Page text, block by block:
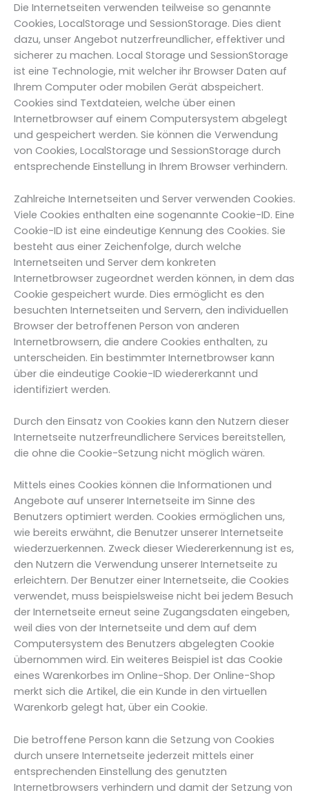
Die Internetseiten verwenden teilweise so genannte
Cookies, LocalStorage und SessionStorage. Dies dient
dazu, unser Angebot nutzerfreundlicher, effektiver und
sicherer zu machen. Local Storage und SessionStorage
ist eine Technologie, mit welcher ihr Browser Daten auf
Ihrem Computer oder mobilen Gerät abspeichert.
Cookies sind Textdateien, welche über einen
Internetbrowser auf einem Computersystem abgelegt
und gespeichert werden. Sie können die Verwendung
von Cookies, LocalStorage und SessionStorage durch
entsprechende Einstellung in Ihrem Browser verhindern.
Zahlreiche Internetseiten und Server verwenden Cookies.
Viele Cookies enthalten eine sogenannte Cookie-ID. Eine
Cookie-ID ist eine eindeutige Kennung des Cookies. Sie
besteht aus einer Zeichenfolge, durch welche
Internetseiten und Server dem konkreten
Internetbrowser zugeordnet werden können, in dem das
Cookie gespeichert wurde. Dies ermöglicht es den
besuchten Internetseiten und Servern, den individuellen
Browser der betroffenen Person von anderen
Internetbrowsern, die andere Cookies enthalten, zu
unterscheiden. Ein bestimmter Internetbrowser kann
über die eindeutige Cookie-ID wiedererkannt und
identifiziert werden.
Durch den Einsatz von Cookies kann den Nutzern dieser
Internetseite nutzerfreundlichere Services bereitstellen,
die ohne die Cookie-Setzung nicht möglich wären.
Mittels eines Cookies können die Informationen und
Angebote auf unserer Internetseite im Sinne des
Benutzers optimiert werden. Cookies ermöglichen uns,
wie bereits erwähnt, die Benutzer unserer Internetseite
wiederzuerkennen. Zweck dieser Wiedererkennung ist es,
den Nutzern die Verwendung unserer Internetseite zu
erleichtern. Der Benutzer einer Internetseite, die Cookies
verwendet, muss beispielsweise nicht bei jedem Besuch
der Internetseite erneut seine Zugangsdaten eingeben,
weil dies von der Internetseite und dem auf dem
Computersystem des Benutzers abgelegten Cookie
übernommen wird. Ein weiteres Beispiel ist das Cookie
eines Warenkorbes im Online-Shop. Der Online-Shop
merkt sich die Artikel, die ein Kunde in den virtuellen
Warenkorb gelegt hat, über ein Cookie.
Die betroffene Person kann die Setzung von Cookies
durch unsere Internetseite jederzeit mittels einer
entsprechenden Einstellung des genutzten
Internetbrowsers verhindern und damit der Setzung von